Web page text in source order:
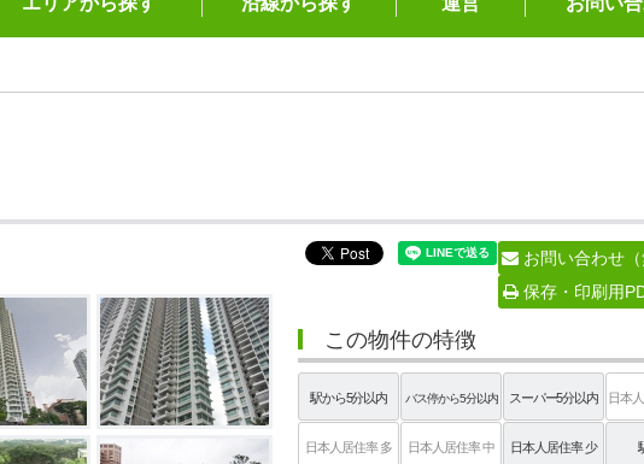
お問い合わせ（
保存・印刷用
この物件の特徴
駅から5分以内 バス停から5分以内 スーパー5分以内 日本
日本人居住率 多 日本人居住率 中 日本人居住率 少